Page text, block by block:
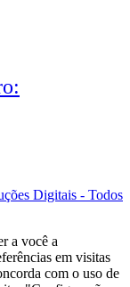
Digitais - Todos
a você a
em visitas
com o uso de